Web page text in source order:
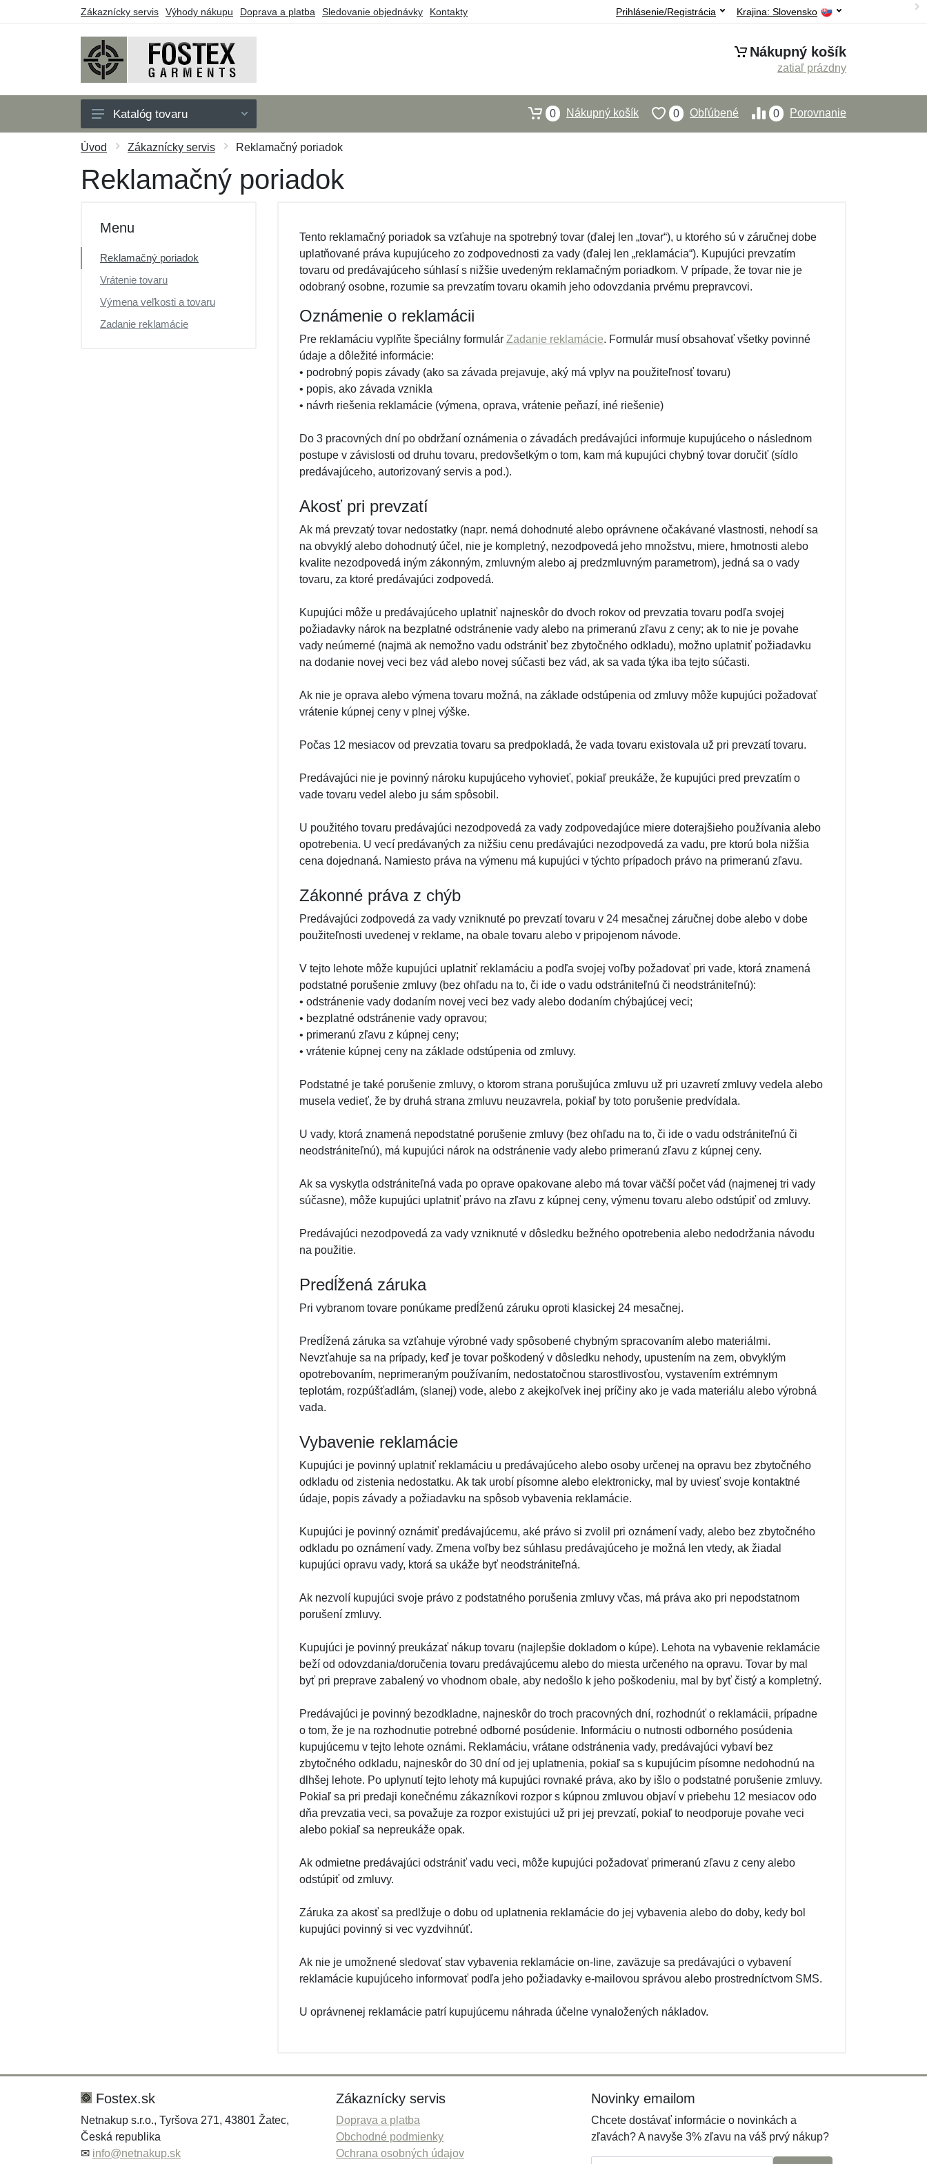
Zákaznícky servis Výhody nákupu Doprava a platba Sledovanie objednávky Kontakty Krajina: Slovensko
Prihlásenie/Registrácia
Nákupný košík
zatiaľ prázdny
Pánske
Detské
Výpredaj
Katalóg tovaru 0 Porovnanie
0 Obľúbené
0 Nákupný košík
Úvod Zákaznícky servis Reklamačný poriadok
Reklamačný poriadok
Menu
Reklamačný poriadok
Vrátenie tovaru
Výmena veľkosti a tovaru
Zadanie reklamácie
Tento reklamačný poriadok sa vzťahuje na spotrebný tovar (ďalej len „tovar“), u ktorého sú v záručnej dobe
uplatňované práva kupujúceho zo zodpovednosti za vady (ďalej len „reklamácia“). Kupujúci prevzatím
tovaru od predávajúceho súhlasí s nižšie uvedeným reklamačným poriadkom. V prípade, že tovar nie je
odobraný osobne, rozumie sa prevzatím tovaru okamih jeho odovzdania prvému prepravcovi.
Oznámenie o reklamácii
Pre reklamáciu vyplňte špeciálny formulár Zadanie reklamácie. Formulár musí obsahovať všetky povinné
údaje a dôležité informácie:
• podrobný popis závady (ako sa závada prejavuje, aký má vplyv na použiteľnosť tovaru)
• popis, ako závada vznikla
• návrh riešenia reklamácie (výmena, oprava, vrátenie peňazí, iné riešenie)
Do 3 pracovných dní po obdržaní oznámenia o závadách predávajúci informuje kupujúceho o následnom
postupe v závislosti od druhu tovaru, predovšetkým o tom, kam má kupujúci chybný tovar doručiť (sídlo
predávajúceho, autorizovaný servis a pod.).
Akosť pri prevzatí
Ak má prevzatý tovar nedostatky (napr. nemá dohodnuté alebo oprávnene očakávané vlastnosti, nehodí sa
na obvyklý alebo dohodnutý účel, nie je kompletný, nezodpovedá jeho množstvu, miere, hmotnosti alebo
kvalite nezodpovedá iným zákonným, zmluvným alebo aj predzmluvným parametrom), jedná sa o vady
tovaru, za ktoré predávajúci zodpovedá.
Kupujúci môže u predávajúceho uplatniť najneskôr do dvoch rokov od prevzatia tovaru podľa svojej
požiadavky nárok na bezplatné odstránenie vady alebo na primeranú zľavu z ceny; ak to nie je povahe
vady neúmerné (najmä ak nemožno vadu odstrániť bez zbytočného odkladu), možno uplatniť požiadavku
na dodanie novej veci bez vád alebo novej súčasti bez vád, ak sa vada týka iba tejto súčasti.
Ak nie je oprava alebo výmena tovaru možná, na základe odstúpenia od zmluvy môže kupujúci požadovať
vrátenie kúpnej ceny v plnej výške.
Počas 12 mesiacov od prevzatia tovaru sa predpokladá, že vada tovaru existovala už pri prevzatí tovaru.
Predávajúci nie je povinný nároku kupujúceho vyhovieť, pokiaľ preukáže, že kupujúci pred prevzatím o
vade tovaru vedel alebo ju sám spôsobil.
U použitého tovaru predávajúci nezodpovedá za vady zodpovedajúce miere doterajšieho používania alebo
opotrebenia. U vecí predávaných za nižšiu cenu predávajúci nezodpovedá za vadu, pre ktorú bola nižšia
cena dojednaná. Namiesto práva na výmenu má kupujúci v týchto prípadoch právo na primeranú zľavu.
Zákonné práva z chýb
Predávajúci zodpovedá za vady vzniknuté po prevzatí tovaru v 24 mesačnej záručnej dobe alebo v dobe
použiteľnosti uvedenej v reklame, na obale tovaru alebo v pripojenom návode.
V tejto lehote môže kupujúci uplatniť reklamáciu a podľa svojej voľby požadovať pri vade, ktorá znamená
podstatné porušenie zmluvy (bez ohľadu na to, či ide o vadu odstrániteľnú či neodstrániteľnú):
• odstránenie vady dodaním novej veci bez vady alebo dodaním chýbajúcej veci;
• bezplatné odstránenie vady opravou;
• primeranú zľavu z kúpnej ceny;
• vrátenie kúpnej ceny na základe odstúpenia od zmluvy.
Podstatné je také porušenie zmluvy, o ktorom strana porušujúca zmluvu už pri uzavretí zmluvy vedela alebo
musela vedieť, že by druhá strana zmluvu neuzavrela, pokiaľ by toto porušenie predvídala.
U vady, ktorá znamená nepodstatné porušenie zmluvy (bez ohľadu na to, či ide o vadu odstrániteľnú či
neodstrániteľnú), má kupujúci nárok na odstránenie vady alebo primeranú zľavu z kúpnej ceny.
Ak sa vyskytla odstrániteľná vada po oprave opakovane alebo má tovar väčší počet vád (najmenej tri vady
súčasne), môže kupujúci uplatniť právo na zľavu z kúpnej ceny, výmenu tovaru alebo odstúpiť od zmluvy.
Predávajúci nezodpovedá za vady vzniknuté v dôsledku bežného opotrebenia alebo nedodržania návodu
na použitie.
Predĺžená záruka
Pri vybranom tovare ponúkame predĺženú záruku oproti klasickej 24 mesačnej.
Predĺžená záruka sa vzťahuje výrobné vady spôsobené chybným spracovaním alebo materiálmi.
Nevzťahuje sa na prípady, keď je tovar poškodený v dôsledku nehody, upustením na zem, obvyklým
opotrebovaním, neprimeraným používaním, nedostatočnou starostlivosťou, vystavením extrémnym
teplotám, rozpúšťadlám, (slanej) vode, alebo z akejkoľvek inej príčiny ako je vada materiálu alebo výrobná
vada.
Vybavenie reklamácie
Kupujúci je povinný uplatniť reklamáciu u predávajúceho alebo osoby určenej na opravu bez zbytočného
odkladu od zistenia nedostatku. Ak tak urobí písomne alebo elektronicky, mal by uviesť svoje kontaktné
údaje, popis závady a požiadavku na spôsob vybavenia reklamácie.
Kupujúci je povinný oznámiť predávajúcemu, aké právo si zvolil pri oznámení vady, alebo bez zbytočného
odkladu po oznámení vady. Zmena voľby bez súhlasu predávajúceho je možná len vtedy, ak žiadal
kupujúci opravu vady, ktorá sa ukáže byť neodstrániteľná.
Ak nezvolí kupujúci svoje právo z podstatného porušenia zmluvy včas, má práva ako pri nepodstatnom
porušení zmluvy.
Kupujúci je povinný preukázať nákup tovaru (najlepšie dokladom o kúpe). Lehota na vybavenie reklamácie
beží od odovzdania/doručenia tovaru predávajúcemu alebo do miesta určeného na opravu. Tovar by mal
byť pri preprave zabalený vo vhodnom obale, aby nedošlo k jeho poškodeniu, mal by byť čistý a kompletný.
Predávajúci je povinný bezodkladne, najneskôr do troch pracovných dní, rozhodnúť o reklamácii, prípadne
o tom, že je na rozhodnutie potrebné odborné posúdenie. Informáciu o nutnosti odborného posúdenia
kupujúcemu v tejto lehote oznámi. Reklamáciu, vrátane odstránenia vady, predávajúci vybaví bez
zbytočného odkladu, najneskôr do 30 dní od jej uplatnenia, pokiaľ sa s kupujúcim písomne nedohodnú na
dlhšej lehote. Po uplynutí tejto lehoty má kupujúci rovnaké práva, ako by išlo o podstatné porušenie zmluvy.
Pokiaľ sa pri predaji konečnému zákazníkovi rozpor s kúpnou zmluvou objaví v priebehu 12 mesiacov odo
dňa prevzatia veci, sa považuje za rozpor existujúci už pri jej prevzatí, pokiaľ to neodporuje povahe veci
alebo pokiaľ sa nepreukáže opak.
Ak odmietne predávajúci odstrániť vadu veci, môže kupujúci požadovať primeranú zľavu z ceny alebo
odstúpiť od zmluvy.
Záruka za akosť sa predlžuje o dobu od uplatnenia reklamácie do jej vybavenia alebo do doby, kedy bol
kupujúci povinný si vec vyzdvihnúť.
Ak nie je umožnené sledovať stav vybavenia reklamácie on-line, zaväzuje sa predávajúci o vybavení
reklamácie kupujúceho informovať podľa jeho požiadavky e-mailovou správou alebo prostredníctvom SMS.
U oprávnenej reklamácie patrí kupujúcemu náhrada účelne vynaložených nákladov.
Fostex.sk
Netnakup s.r.o., Tyršova 271, 43801 Žatec,
Česká republika
✉ info@netnakup.sk
Zákaznícky servis
Doprava a platba
Obchodné podmienky
Ochrana osobných údajov
Novinky emailom
Chcete dostávať informácie o novinkách a
zľavách? A navyše 3% zľavu na váš prvý nákup?